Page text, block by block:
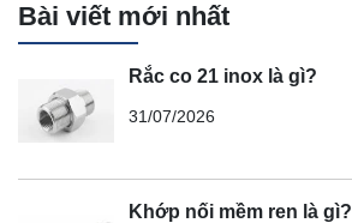
Bài viết mới nhất
Rắc co 21 inox là gì?
31/07/2026
Khớp nối mềm ren là gì?